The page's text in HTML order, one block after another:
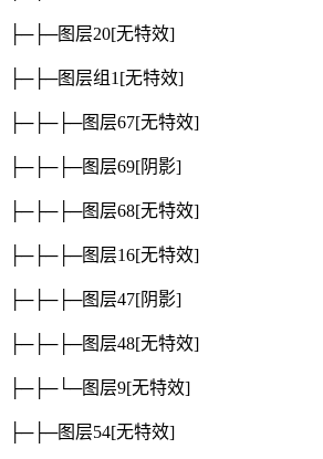
├─├─图层20[无特效]
├─├─图层组1 [无特效]
├─├─├─图层67[无特效]
├─├─├─图层69[阴影]
├─├─├─图层68[无特效]
├─├─├─图层16[无特效]
├─├─├─图层47[阴影]
├─├─├─图层48[无特效]
├─├─└─图层9[无特效]
├─├─图层54[无特效]